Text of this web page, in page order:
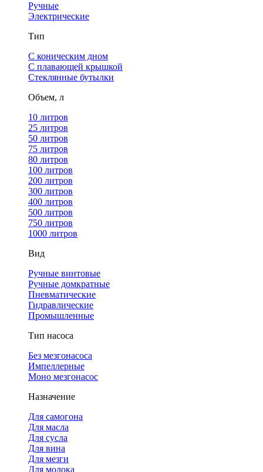
Ручные
Электрические
Тип
С коническим дном
С плавающей крышкой
Стеклянные бутылки
Объем, л
10 литров
25 литров
50 литров
75 литров
80 литров
100 литров
200 литров
300 литров
400 литров
500 литров
750 литров
1000 литров
Вид
Ручные винтовые
Ручные домкратные
Пневматические
Гидравлические
Промышленные
Тип насоса
Без мезгонасоса
Импеллерные
Моно мезгонасос
Назначение
Для самогона
Для масла
Для сусла
Для вина
Для мезги
Для молока